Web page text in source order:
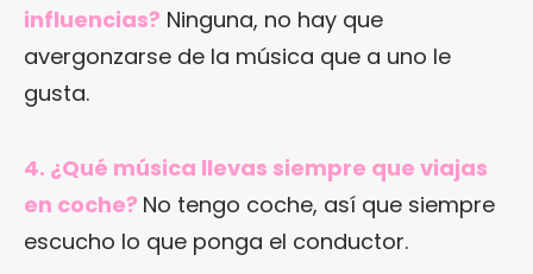
influencias? Ninguna, no hay que
avergonzarse de la música que a uno le
gusta.
4. ¿Qué música llevas siempre que viajas
en coche? No tengo coche, así que siempre
escucho lo que ponga el conductor.